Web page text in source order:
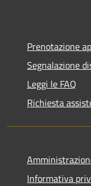
Prenotazione
Segnalazione
Leggi le FAQ
Richiesta
Informativa